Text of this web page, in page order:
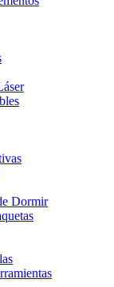
Dormir